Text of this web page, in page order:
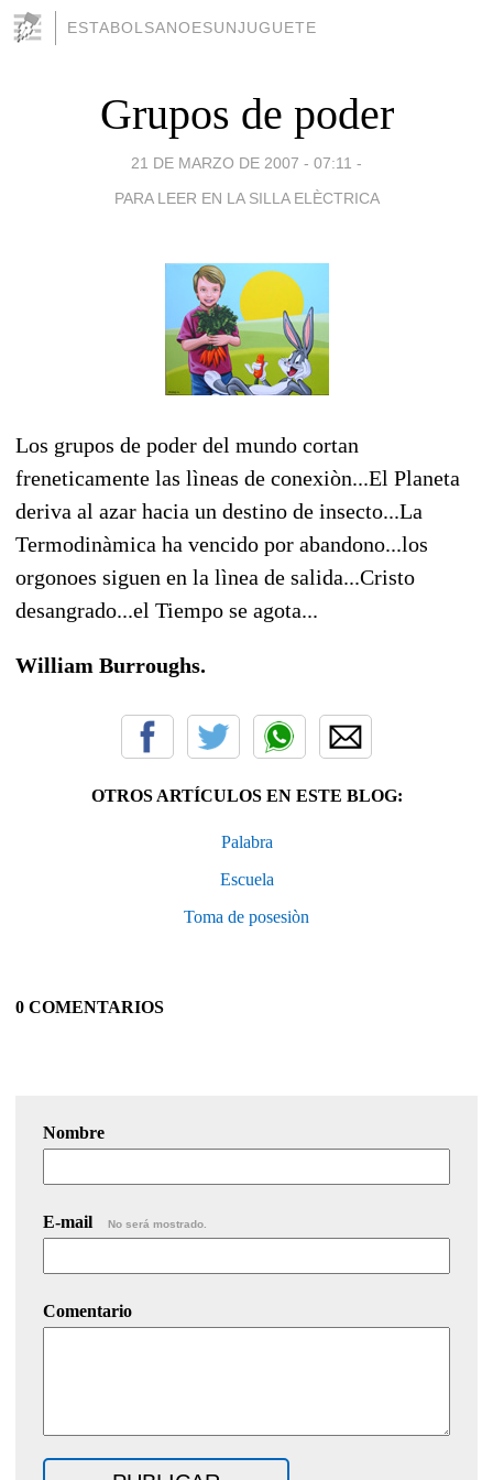
ESTABOLSANOESUNJUGUETE
Grupos de poder
21 DE MARZO DE 2007 - 07:11 -
PARA LEER EN LA SILLA ELÈCTRICA
Los grupos de poder del mundo cortan
freneticamente las lìneas de conexiòn...El Planeta
deriva al azar hacia un destino de insecto...La
Termodinàmica ha vencido por abandono...los
orgonoes siguen en la lìnea de salida...Cristo
desangrado...el Tiempo se agota...
William Burroughs.
OTROS ARTÍCULOS EN ESTE BLOG:
Palabra
Escuela
Toma de posesiòn
0 COMENTARIOS
Nombre
E-mail No será mostrado.
Comentario